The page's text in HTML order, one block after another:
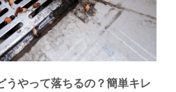
うやって落ちるの？簡単キレ